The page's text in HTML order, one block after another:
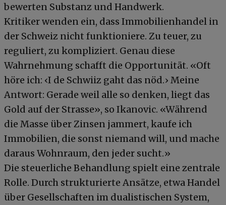
bewerten Substanz und Handwerk.
Kritiker wenden ein, dass Immobilienhandel in
der Schweiz nicht funktioniere. Zu teuer, zu
reguliert, zu kompliziert. Genau diese
Wahrnehmung schafft die Opportunität. «Oft
höre ich: ‹I de Schwiiz gaht das nöd.› Meine
Antwort: Gerade weil alle so denken, liegt das
Gold auf der Strasse», so Ikanovic. «Während
die Masse über Zinsen jammert, kaufe ich
Immobilien, die sonst niemand will, und mache
daraus Wohnraum, den jeder sucht.»
Die steuerliche Behandlung spielt eine zentrale
Rolle. Durch strukturierte Ansätze, etwa Handel
über Gesellschaften im dualistischen System,